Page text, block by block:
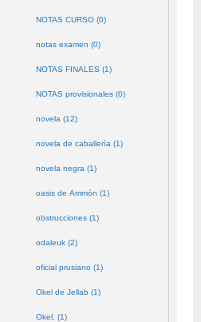
NOTAS CURSO (0)
notas examen (0)
NOTAS FINALES (1)
NOTAS provisionales (0)
novela (12)
novela de caballería (1)
novela negra (1)
oasis de Ammón (1)
obstrucciones (1)
odaleuk (2)
oficial prusiano (1)
Okel de Jellab (1)
Okel. (1)